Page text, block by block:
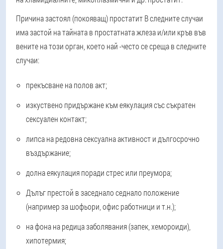
Причиназастоял (покояващ) простатитВ следните случаи
има застой на тайната в простатната жлеза и/или кръв във
вените на този орган, което най -често се среща в следните
случаи:
прекъсване на полов акт;
изкуствено придържане към еякулация със съкратен
сексуален контакт;
липса на редовна сексуална активност и дългосрочно
въздържание;
долна еякулация поради стрес или преумора;
Дълъг престой в заседнало седнало положение
(например за шофьори, офис работници и т.н.);
на фона на редица заболявания (запек, хемороиди),
хипотермия;